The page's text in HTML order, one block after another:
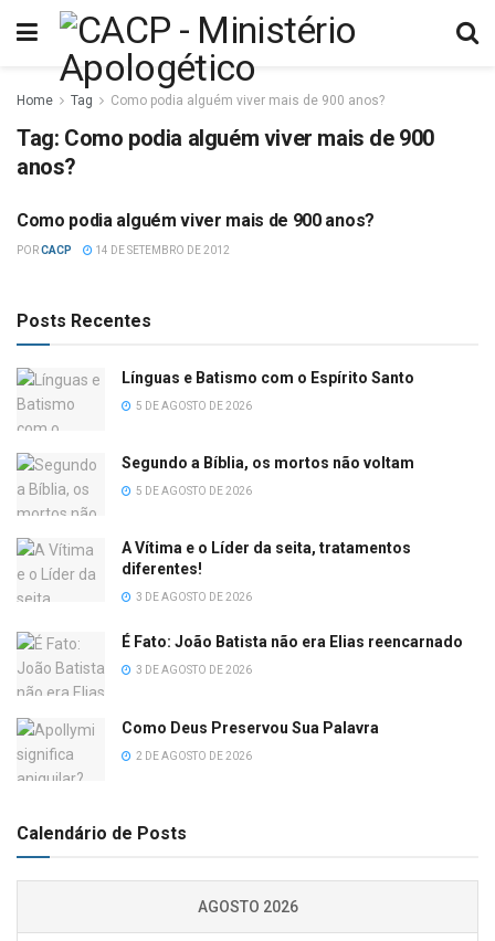
Home Tag Como podia alguém viver mais de 900 anos?
Tag: Como podia alguém viver mais de 900
anos?
DIFICULDADES BÍBLICAS
Como podia alguém viver mais de 900 anos?
PORCACP 14 DE SETEMBRO DE 2012
Posts Recentes
Línguas e Batismo com o Espírito Santo
5 DE AGOSTO DE 2026
Segundo a Bíblia, os mortos não voltam
5 DE AGOSTO DE 2026
A Vítima e o Líder da seita, tratamentos
diferentes!
3 DE AGOSTO DE 2026
É Fato: João Batista não era Elias reencarnado
3 DE AGOSTO DE 2026
Como Deus Preservou Sua Palavra
2 DE AGOSTO DE 2026
Calendário de Posts
AGOSTO 2026